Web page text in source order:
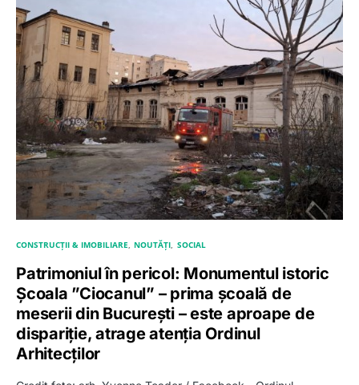
CONSTRUCȚII & IMOBILIARE NOUTĂȚI SOCIAL
Patrimoniul în pericol: Monumentul istoric
Școala ”Ciocanul” – prima școală de
meserii din București – este aproape de
dispariție, atrage atenția Ordinul
Arhitecților